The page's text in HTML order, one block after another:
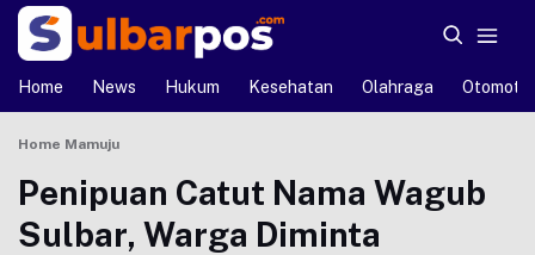
Home News Hukum Kesehatan Olahraga Otomotif
Home Mamuju
Penipuan Catut Nama Wagub
Sulbar, Warga Diminta